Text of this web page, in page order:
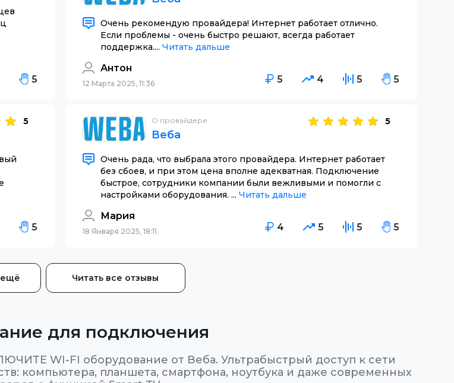
5
5
5
Очень рекомендую провайдера! Интернет работает отлично.
Если проблемы - очень быстро решают, всегда работает
поддержка.... Читать дальше
Антон
12 Марта 2025, 11:36 5 4 5 5
О провайдере
Веба
5
Очень рада, что выбрала этого провайдера. Интернет работает
без сбоев, и при этом цена вполне адекватная. Подключение
быстрое, сотрудники компании были вежливыми и помогли с
настройками оборудования. ... Читать дальше
Мария
18 Января 2025, 18:11 4 5 5 5
ещё Читать все отзывы
для подключения
WI-FI оборудование от Веба. Ультрабыстрый доступ к сети
компьютера, планшета, смартфона, ноутбука и даже современных